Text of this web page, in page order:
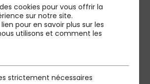
cookies pour vous offrir la
sur notre site.
pour en savoir plus sur les
utilisons et comment les
nécessaires
strictement nécessaires